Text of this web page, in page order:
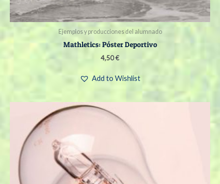
Ejemplos y producciones del alumnado
Mathletics: Póster Deportivo
4,50€
Add to Wishlist